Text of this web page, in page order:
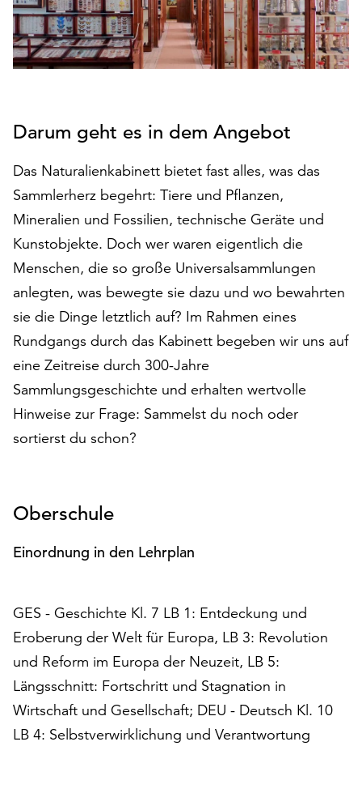
sowie
solche,
die
lediglich
Statistikzwecken
genutzt
Klicken
auf
„Alle
akzeptieren“,
um
alle
Cookies
zu
akzeptieren.
Sie
können
Ihr
Einverständnis
jederzeit
widerrufen.
Dafür
steht
Ihnen
der
Seite
Schaltfläche
„Cookie-
Einstellungen“
zur
Darum geht es in dem Angebot
Das Naturalienkabinett bietet fast alles, was das
Sammlerherz begehrt: Tiere und Pflanzen,
Mineralien und Fossilien, technische Geräte und
Kunstobjekte. Doch wer waren eigentlich die
Menschen, die so große Universalsammlungen
anlegten, was bewegte sie dazu und wo bewahrten
sie die Dinge letztlich auf? Im Rahmen eines
Rundgangs durch das Kabinett begeben wir uns auf
eine Zeitreise durch 300-Jahre
Sammlungsgeschichte und erhalten wertvolle
Hinweise zur Frage: Sammelst du noch oder
sortierst du schon?
Oberschule
Einordnung in den Lehrplan
GES - Geschichte Kl. 7 LB 1: Entdeckung und
Eroberung der Welt für Europa, LB 3: Revolution
und Reform im Europa der Neuzeit, LB 5:
Längsschnitt: Fortschritt und Stagnation in
Wirtschaft und Gesellschaft; DEU - Deutsch Kl. 10
LB 4: Selbstverwirklichung und Verantwortung